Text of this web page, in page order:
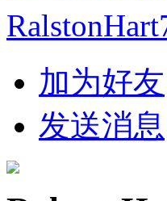
加为好友
发送消息